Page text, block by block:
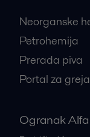
Neorganske
Petrohemija
Prerada piva
Portal za
Ogranak